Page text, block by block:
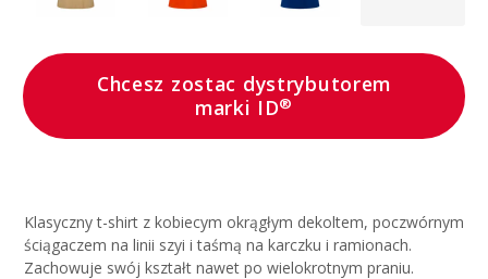
Chcesz zostac dystrybutorem
marki ID®
Klasyczny t-shirt z kobiecym okrągłym dekoltem, poczwórnym
ściągaczem na linii szyi i taśmą na karczku i ramionach.
Zachowuje swój kształt nawet po wielokrotnym praniu.